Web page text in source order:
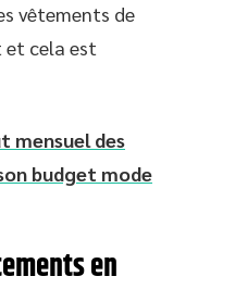
vêtements de
et cela est
mensuel des
budget mode
en